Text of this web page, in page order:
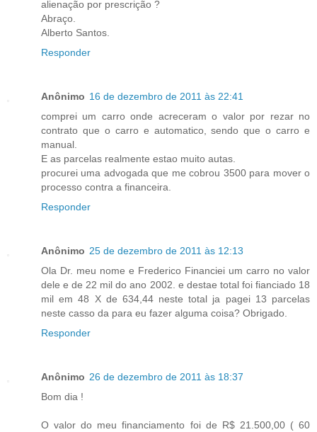
alienação por prescrição ?
Abraço.
Alberto Santos.
Responder
Anônimo 16 de dezembro de 2011 às 22:41
comprei um carro onde acreceram o valor por rezar no
contrato que o carro e automatico, sendo que o carro e
manual.
E as parcelas realmente estao muito autas.
procurei uma advogada que me cobrou 3500 para mover o
processo contra a financeira.
Responder
Anônimo 25 de dezembro de 2011 às 12:13
Ola Dr. meu nome e Frederico Financiei um carro no valor
dele e de 22 mil do ano 2002. e destae total foi fianciado 18
mil em 48 X de 634,44 neste total ja pagei 13 parcelas
neste casso da para eu fazer alguma coisa? Obrigado.
Responder
Anônimo 26 de dezembro de 2011 às 18:37
Bom dia !
O valor do meu financiamento foi de R$ 21.500,00 ( 60